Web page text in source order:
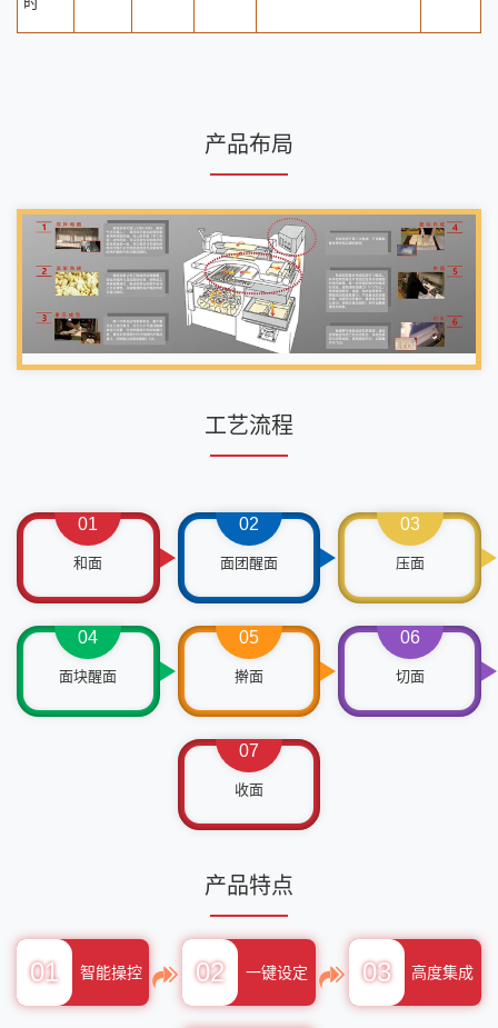
产品布局
工艺流程
01
和面
02
面团醒面
03
压面
04
面块醒面
05
擀面
06
切面
07
收面
产品特点
01 智能操控 02 一键设定 03 高度集成